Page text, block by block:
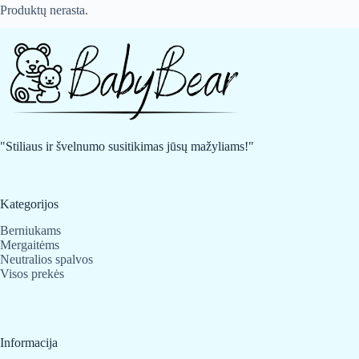
Produktų nerasta.
"Stiliaus ir švelnumo susitikimas jūsų mažyliams!"
Kategorijos
Berniukams
Mergaitėms
Neutralios spalvos
Visos prekės
Informacija